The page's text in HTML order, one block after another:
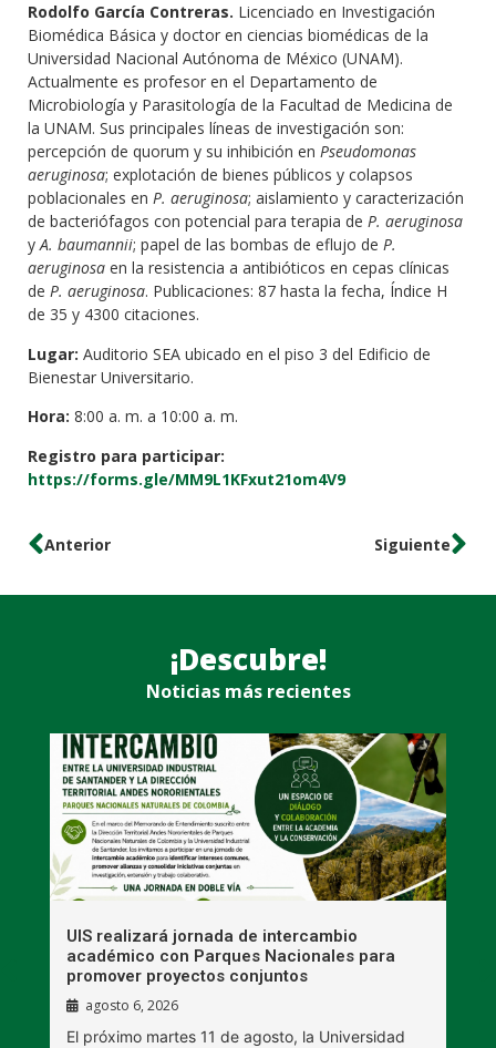
Rodolfo García Contreras. Licenciado en Investigación
Biomédica Básica y doctor en ciencias biomédicas de la
Universidad Nacional Autónoma de México (UNAM).
Actualmente es profesor en el Departamento de
Microbiología y Parasitología de la Facultad de Medicina de
la UNAM. Sus principales líneas de investigación son:
percepción de quorum y su inhibición en Pseudomonas
aeruginosa; explotación de bienes públicos y colapsos
poblacionales en P. aeruginosa; aislamiento y caracterización
de bacteriófagos con potencial para terapia de P. aeruginosa
yA. baumannii; papel de las bombas de eflujo de P.
aeruginosa en la resistencia a antibióticos en cepas clínicas
de P. aeruginosa. Publicaciones: 87 hasta la fecha, Índice H
de 35 y 4300 citaciones.
Lugar: Auditorio SEA ubicado en el piso 3 del Edificio de
Bienestar Universitario.
Hora: 8:00 a. m. a 10:00 a. m.
Registro para participar:
https://forms.gle/MM9L1KFxut21om4V9
Anterior Siguiente
¡Descubre!
Noticias más recientes
UIS realizará jornada de intercambio
académico con Parques Nacionales para
promover proyectos conjuntos
agosto 6, 2026
El próximo martes 11 de agosto, la Universidad